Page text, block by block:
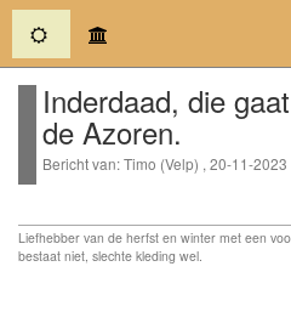
(current)
Inderdaad, die
de Azoren.
Bericht van: Timo (Velp) , 20-11-2023
Liefhebber van de herfst en winter met een
bestaat niet, slechte kleding wel.